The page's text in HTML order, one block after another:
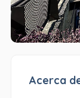
Acerca